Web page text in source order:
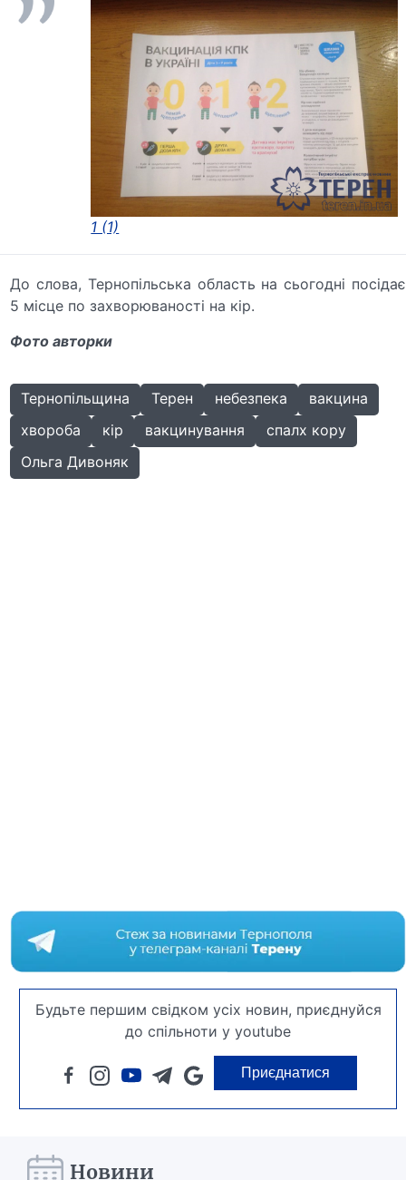
1 (1)
До слова, Тернопільська область на сьогодні посідає
5 місце по захворюваності на кір.
Фото авторки
Тернопільщина Терен небезпека
вакцина
хвороба
кір вакцинування
спалх кору
Ольга Дивоняк
Будьте першим свідком усіх новин, приєднуйся
до спільноти у youtube
Приєднатися
Новини